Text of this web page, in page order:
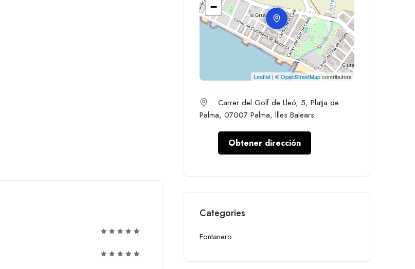
−
Leaflet| ©OpenStreetMapcontributors
Carrer del Golf de Lleó, 5, Platja de
Palma, 07007 Palma, Illes Balears
Obtener dirección
Categories
Fontanero